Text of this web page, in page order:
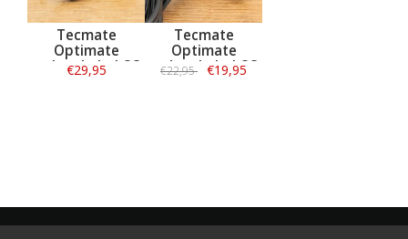
Tecmate
Optimate
verlengkabel O3
460cm - SAE 10A
€29,95
Tecmate
Optimate
verlengkabel O3
460cm - SAE 5A
€22,95 €19,95